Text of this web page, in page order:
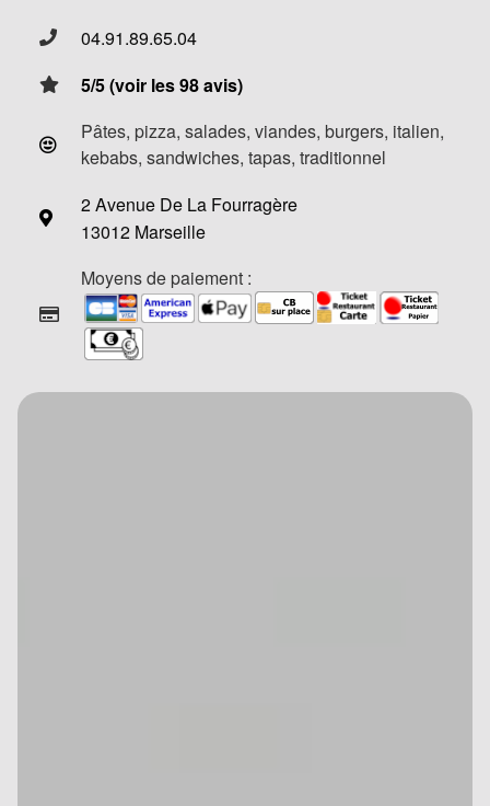
04.91.89.65.04
5/5 (voir les 98 avis)
Pâtes, pizza, salades, viandes, burgers, italien,
kebabs, sandwiches, tapas, traditionnel
2 Avenue De La Fourragère
13012 Marseille
Moyens de paiement :